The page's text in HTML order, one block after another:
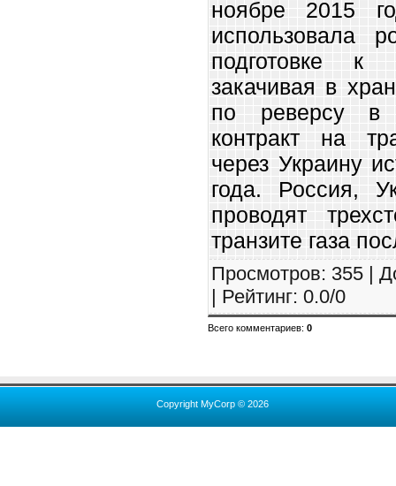
ноябре 2015
использовала
подготовке к
закачивая в
по реверсу в
контракт на
через Украину
года. Россия,
проводят
транзите газа
Просмотров: 355 |
| Рейтинг: 0.0/0
Всего комментариев: 0
Copyright MyCorp © 2026